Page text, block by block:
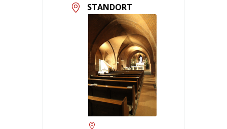
STANDORT